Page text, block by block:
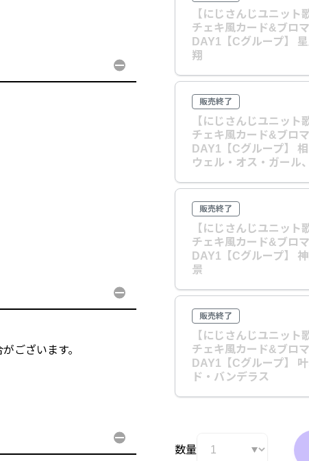
【にじさんじユニット
チェキ風カード&ブロ
DAY1【Cグループ】
翔
販売終了
【にじさんじユニット
チェキ風カード&ブロ
DAY1【Cグループ】
ウェル・オス・ガール
販売終了
【にじさんじユニット
チェキ風カード&ブロ
DAY1【Cグループ】
景
販売終了
【にじさんじユニット
チェキ風カード&ブロ
DAY1【Cグループ】
ド・バンデラス
数量
ございます。